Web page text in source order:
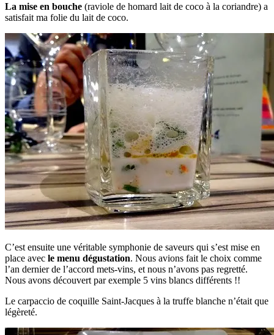
La mise en bouche (raviole de homard lait de coco à la coriandre) a
satisfait ma folie du lait de coco.
C’est ensuite une véritable symphonie de saveurs qui s’est mise en
place avec le menu dégustation. Nous avions fait le choix comme
l’an dernier de l’accord mets-vins, et nous n’avons pas regretté.
Nous avons découvert par exemple 5 vins blancs différents !!
Le carpaccio de coquille Saint-Jacques à la truffe blanche n’était que
légèreté.